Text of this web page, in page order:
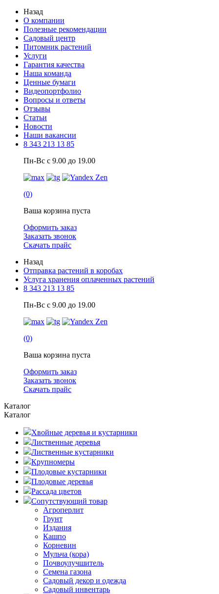
Назад
О компании
Полезные рекомендации
Садовый центр
Питомник растений
Услуги
Гарантия качества
Наша команда
Ценные бумаги
Видеопортфолио
Вопросы и ответы
Отзывы
Статьи
Новости
Наши вакансии
8 343 213 13 85
Пн-Вс с 9.00 до 19.00
(0)
Ваша корзина пуста
Оформить заказ
Заказать звонок
Скачать прайс
Назад
Отправка растений в коробах
Услуга хранения оплаченных растений
8 343 213 13 85
Пн-Вс с 9.00 до 19.00
(0)
Ваша корзина пуста
Оформить заказ
Заказать звонок
Скачать прайс
Каталог
Каталог
Хвойные деревья и кустарники
Лиственные деревья
Лиственные кустарники
Крупномеры
Плодовые кустарники
Плодовые деревья
Рассада цветов
Сопутствующий товар
Агроперлит
Грунт
Издания
Кашпо
Корневин
Мульча (кора)
Почвоулучшитель
Семена газона
Садовый декор и одежда
Садовый инвентарь